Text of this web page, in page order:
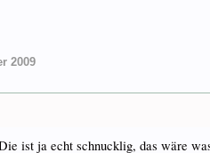
2009
ist ja echt schnucklig, das wäre